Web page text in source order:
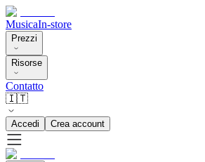
MusicaIn-store
Prezzi
Risorse
Contatto
🇮🇹
Accedi Crea account